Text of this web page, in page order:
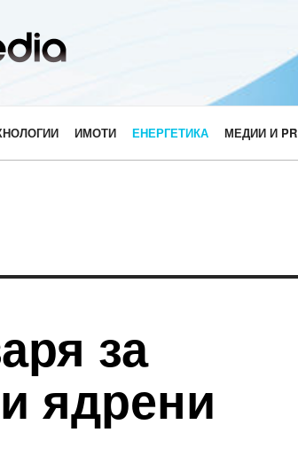
ИМОТИ ЕНЕРГЕТИКА МЕДИИ И PR
за
ядрени